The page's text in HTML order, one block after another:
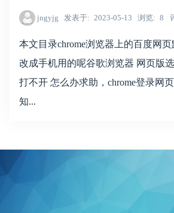
jngyjg 发表于 2023-05-13 浏览 8
本文目录chrome浏览器上的百度网
改成手机用的呢谷歌浏览器 网页版
打不开 怎么办求助，chrome登录网
知...